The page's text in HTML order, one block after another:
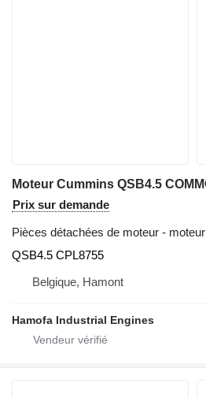
Prix sur demande
Pièces détachées de moteur - moteur
QSB4.5 CPL8755
Belgique, Hamont
Hamofa Industrial Engines